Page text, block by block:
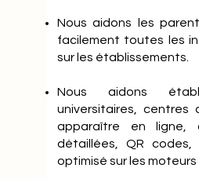
Nousaidons les
facilement toutes les
sur les établissements.
Nous aidons
universitaires, centres
apparaître en ligne,
détaillées, QR
optimisé sur les moteurs